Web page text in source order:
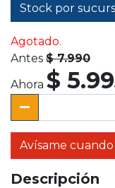
Stock por
Agotado.
Antes $ 7.990
Ahora $
Avísame
Descripción